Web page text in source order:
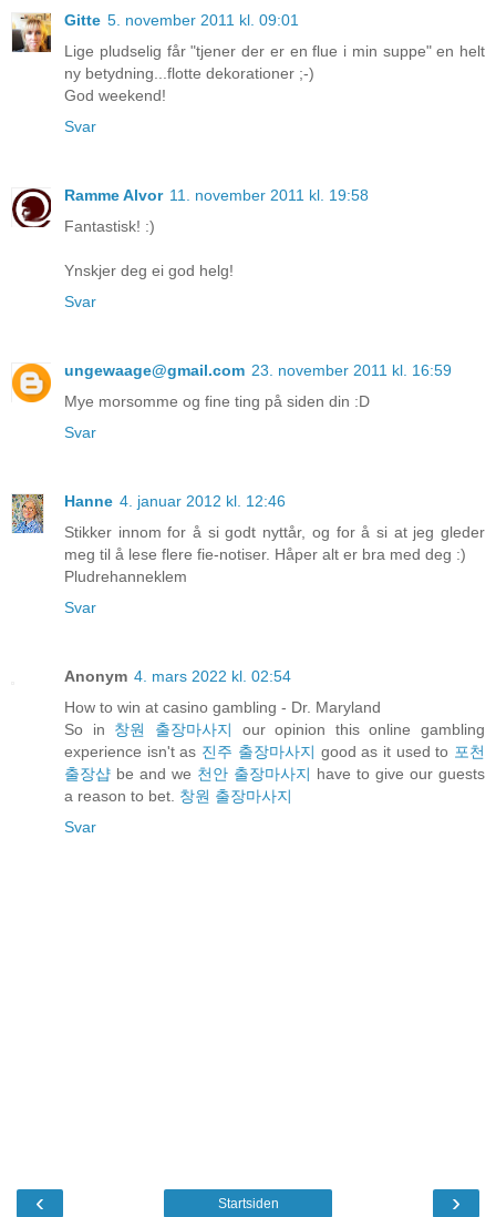
Gitte 5. november 2011 kl. 09:01
Lige pludselig får "tjener der er en flue i min suppe" en helt
ny betydning...flotte dekorationer ;-)
God weekend!
Svar
Ramme Alvor 11. november 2011 kl. 19:58
Fantastisk! :)
Ynskjer deg ei god helg!
Svar
ungewaage@gmail.com 23. november 2011 kl. 16:59
Mye morsomme og fine ting på siden din :D
Svar
Hanne 4. januar 2012 kl. 12:46
Stikker innom for å si godt nyttår, og for å si at jeg gleder
meg til å lese flere fie-notiser. Håper alt er bra med deg :)
Pludrehanneklem
Svar
Anonym 4. mars 2022 kl. 02:54
How to win at casino gambling - Dr. Maryland
So in 창원 출장마사지
our opinion this online gambling
experience isn't as 진주 출장마사지 good as it used to 포천
출장샵 be and we 천안 출장마사지 have to give our guests
a reason to bet. 창원 출장마사지
Svar
‹ ›
Startsiden